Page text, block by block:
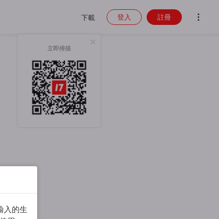
下載
立即掃描
登入 註冊
入的生